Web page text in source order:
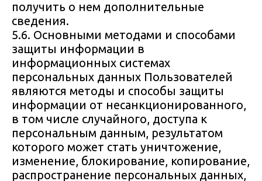
получить о нем дополнительные
сведения.
5.6. Основными методами и способами
защиты информации в
информационных системах
персональных данных Пользователей
являются методы и способы защиты
информации от несанкционированного,
в том числе случайного, доступа к
персональным данным, результатом
которого может стать уничтожение,
изменение, блокирование, копирование,
распространение персональных данных,